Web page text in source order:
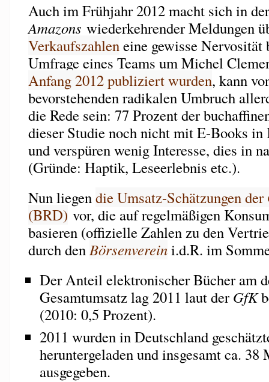
Auch im Frühjahr 2012 macht sich in
Amazons wiederkehrender Meldungen
Verkaufszahleneine gewisse Nervosität
Umfrage eines Teams um Michel
Anfang 2012 publiziert wurden, kann
bevorstehenden radikalen Umbruch
die Rede sein: 77 Prozent der
dieser Studie noch nicht mit E-Books in
und verspüren wenig Interesse, dies in
(Gründe: Haptik, Leseerlebnis etc.).
Nun liegendie Umsatz-Schätzungen der
(BRD) vor, die auf regelmäßigen
basieren (offizielle Zahlen zu den
durch denBörsenvereini.d.R. im
Der Anteil elektronischer Bücher am
Gesamtumsatz lag 2011 laut derGfK
(2010: 0,5 Prozent).
2011 wurden in Deutschland
heruntergeladen und insgesamt ca.
ausgegeben.